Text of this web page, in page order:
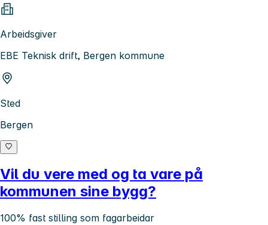
Arbeidsgiver
EBE Teknisk drift, Bergen kommune
Sted
Bergen
Vil du vere med og ta vare på
kommunen sine bygg?
100% fast stilling som fagarbeidar